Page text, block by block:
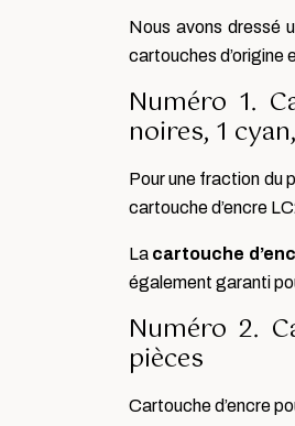
Nous avons dressé
cartouches d’origine
Numéro 1.
noires, 1
Pour une fraction du
cartouche d’encre
La cartouche
également garanti
Numéro 2.
pièces
Cartouche d’encre